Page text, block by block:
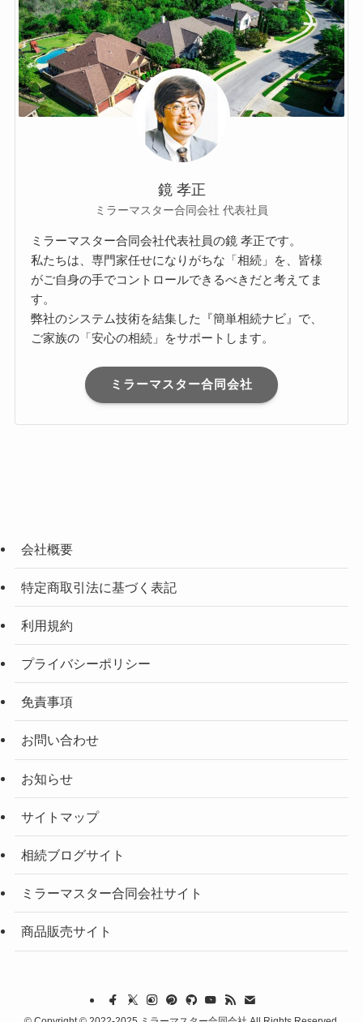
鏡 孝正
ミラーマスター合同会社 代表社員
ミラーマスター合同会社代表社員の鏡 孝正です。
私たちは、専門家任せになりがちな「相続」を、皆様
がご自身の手でコントロールできるべきだと考えてま
す。
弊社のシステム技術を結集した『簡単相続ナビ』で、
ご家族の「安心の相続」をサポートします。
ミラーマスター合同会社
会社概要
特定商取引法に基づく表記
利用規約
プライバシーポリシー
免責事項
お問い合わせ
お知らせ
サイトマップ
相続ブログサイト
ミラーマスター合同会社サイト
商品販売サイト